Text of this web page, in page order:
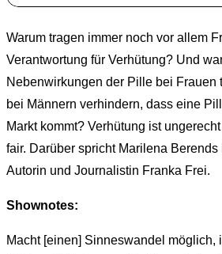
Warum tragen immer noch vor allem
Verantwortung für Verhütung? Und
Nebenwirkungen der Pille bei Frauen
bei Männern verhindern, dass eine
Markt kommt? Verhütung ist
fair. Darüber spricht Marilena
Autorin und Journalistin Franka Frei.
Shownotes:
Macht [einen] Sinneswandel möglich,